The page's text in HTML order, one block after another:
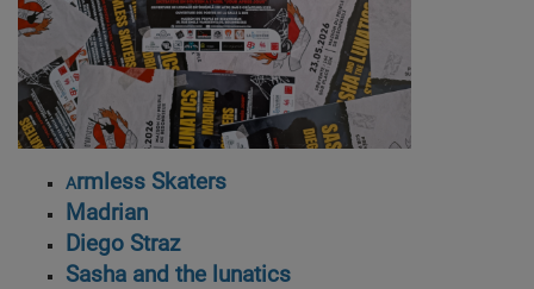
Armless Skaters
Madrian
Diego Straz
Sasha and the lunatics